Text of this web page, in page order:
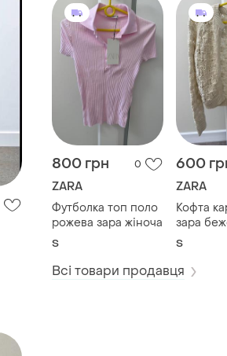
800 грн 0
ZARA
Футболка топ поло
рожева зара жіноча
S
600
ZARA
Кофта
зара
S
Всі товари продавця